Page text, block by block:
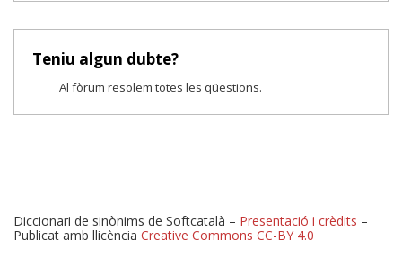
Teniu algun dubte?
Al fòrum resolem totes les qüestions.
Diccionari de sinònims de Softcatalà – Presentació i crèdits –
Publicat amb llicència Creative Commons CC-BY 4.0